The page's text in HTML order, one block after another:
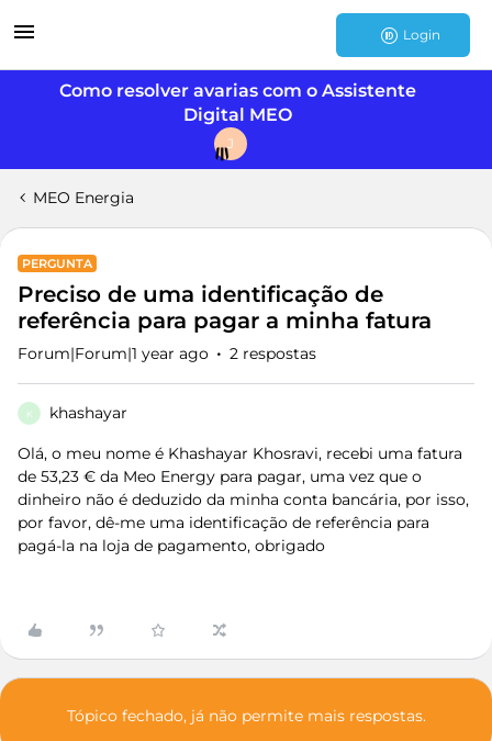
Login
Como resolver avarias com o Assistente
Digital MEO
J
MEO Energia
PERGUNTA
Preciso de uma identificação de
referência para pagar a minha fatura
Forum|Forum|1 year ago 2 respostas
K khashayar
Olá, o meu nome é Khashayar Khosravi, recebi uma fatura
de 53,23 € da Meo Energy para pagar, uma vez que o
dinheiro não é deduzido da minha conta bancária, por isso,
por favor, dê-me uma identificação de referência para
pagá-la na loja de pagamento, obrigado
Tópico fechado, já não permite mais respostas.